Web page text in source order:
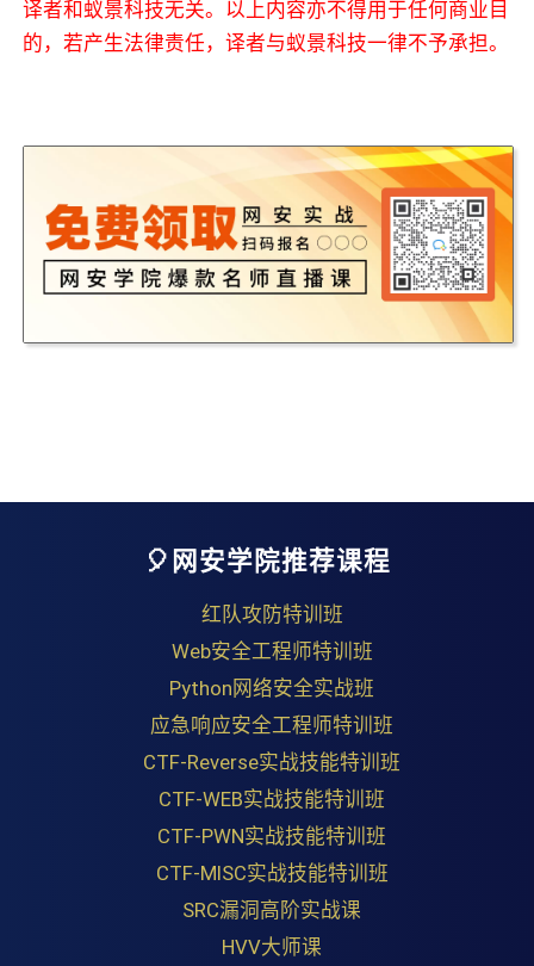
译者和蚁景科技无关。以上内容亦不得用于任何商业目
的，若产生法律责任，译者与蚁景科技一律不予承担。
🎈网安学院推荐课程
红队攻防特训班
Web安全工程师特训班
Python网络安全实战班
应急响应安全工程师特训班
CTF-Reverse实战技能特训班
CTF-WEB实战技能特训班
CTF-PWN实战技能特训班
CTF-MISC实战技能特训班
SRC漏洞高阶实战课
HVV大师课